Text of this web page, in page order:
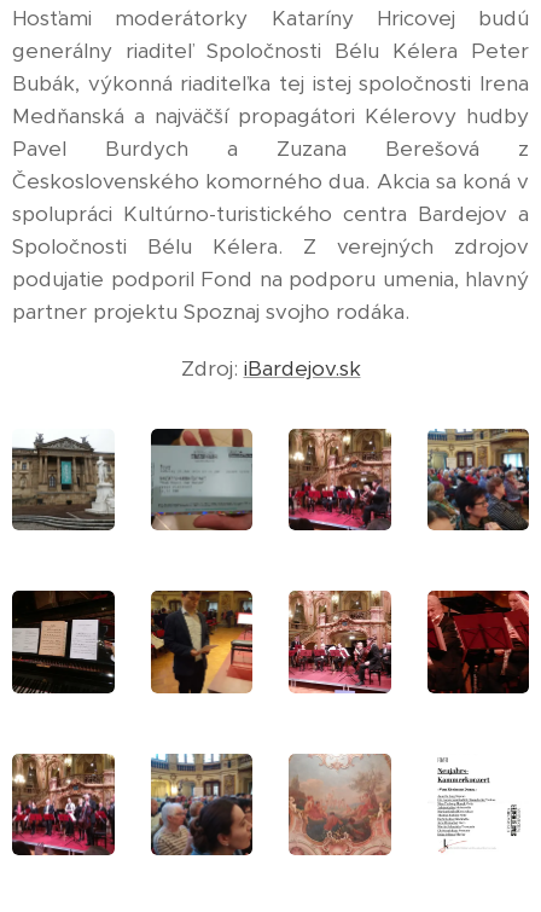
Hosťami moderátorky Kataríny Hricovej budú
generálny riaditeľ Spoločnosti Bélu Kélera Peter
Bubák, výkonná riaditeľka tej istej spoločnosti Irena
Medňanská a najväčší propagátori Kélerovy hudby
Pavel Burdych a Zuzana Berešová z
Československého komorného dua. Akcia sa koná v
spolupráci Kultúrno-turistického centra Bardejov a
Spoločnosti Bélu Kélera. Z verejných zdrojov
podujatie podporil Fond na podporu umenia, hlavný
partner projektu Spoznaj svojho rodáka.
Zdroj: iBardejov.sk